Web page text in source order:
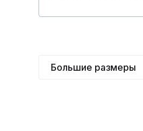
Большие размеры